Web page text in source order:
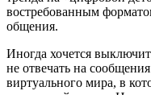
востребованным
общения.
Иногда хочется
не отвечать на
виртуального мира, в